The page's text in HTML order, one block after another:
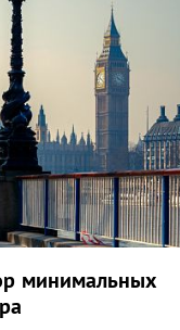
минимальных